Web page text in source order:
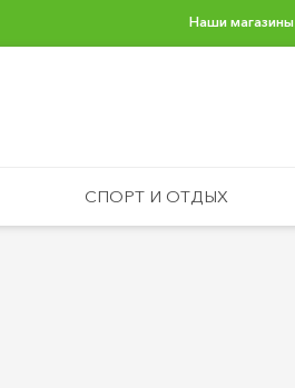
Наши магазины
СПОРТ И ОТДЫХ